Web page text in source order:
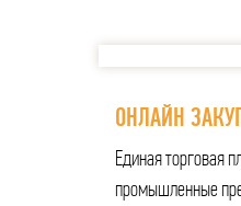
ОНЛАЙН
Единая торговая
промышленные